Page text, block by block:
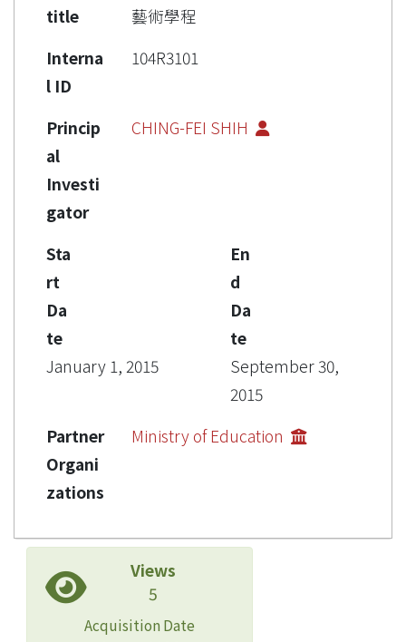
title
藝術學程
Interna
l ID
104R3101
Princip
al
Investi
gator
CHING-FEI SHIH
Sta
rt
Da
te
January 1, 2015
En
d
Da
te
September 30,
2015
Partner
Organi
zations
Ministry of Education
Views
5
Acquisition Date